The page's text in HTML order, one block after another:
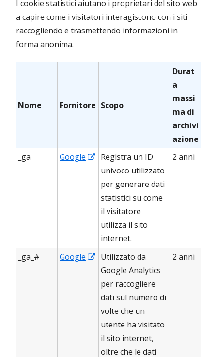
I cookie statistici aiutano i proprietari del sito web
a capire come i visitatori interagiscono con i siti
raccogliendo e trasmettendo informazioni in
forma anonima.
Nome Fornitore Scopo
Durat
a
massi
ma di
archivi
azione
_ga
Google
Apre
in
una
nuova
finestra
Registra un ID
univoco utilizzato
per generare dati
statistici su come
il visitatore
utilizza il sito
internet.
2 anni
_ga_# Google
Apre
in
una
nuova
finestra
Utilizzato da
Google Analytics
per raccogliere
dati sul numero di
volte che un
utente ha visitato
il sito internet,
oltre che le dati
2 anni